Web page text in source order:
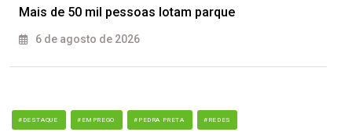
Mais de 50 mil pessoas lotam parque
6 de agosto de 2026
#DESTAQUE #EMPREGO #PEDRA PRETA #REDES